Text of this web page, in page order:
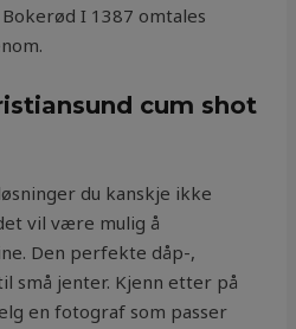
I 1387 omtales
cum shot
du kanskje ikke
vil være mulig å
Den perfekte dåp-,
små jenter. Kjenn etter på
en fotograf som passer